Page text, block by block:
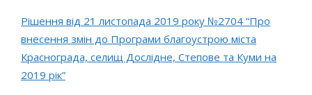
Рішення від 21 листопада 2019 року №2704 “Про
внесення змін до Програми благоустрою міста
Краснограда, селищ Дослідне, Степове та Куми на
2019 рік”